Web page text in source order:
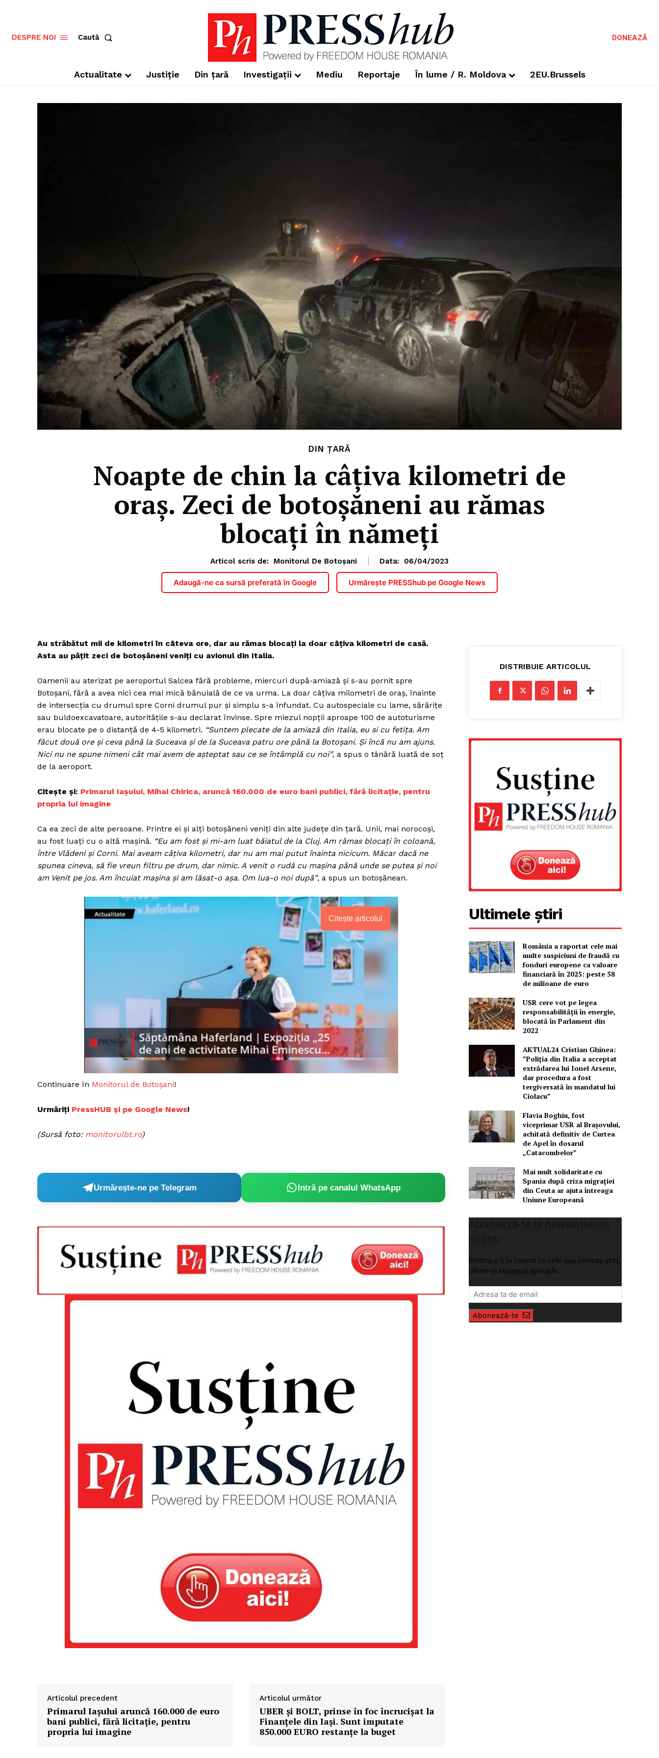
PRESShub
DESPRE NOI Caută DONEAZĂ
Actualitate Justiție Din țară Investigații Mediu Reportaje În lume / R. Moldova 2EU.Brussels
DIN ȚARĂ
Noapte de chin la câțiva kilometri de
oraș. Zeci de botoșăneni au rămas
blocați în nămeți
Articol scris de: Monitorul De Botoșani Data: 06/04/2023
Adaugă-ne ca sursă preferată în Google Urmărește PRESShub pe Google News
Au străbătut mii de kilometri în câteva ore, dar au rămas blocați la doar câțiva kilometri de casă.
Asta au pățit zeci de botoșăneni veniți cu avionul din Italia.
Oamenii au aterizat pe aeroportul Salcea fără probleme, miercuri după-amiază și s-au pornit spre
Botoșani, fără a avea nici cea mai mică bănuială de ce va urma. La doar câțiva milometri de oraș, înainte
de intersecția cu drumul spre Corni drumul pur și simplu s-a înfundat. Cu autospeciale cu lame, sărărițe
sau buldoexcavatoare, autoritățile s-au declarat învinse. Spre miezul nopții aproape 100 de autoturisme
erau blocate pe o distanță de 4-5 kilometri. “Suntem plecate de la amiază din Italia, eu si cu fetița. Am
făcut două ore și ceva până la Suceava și de la Suceava patru ore până la Botoșani. Și încă nu am ajuns.
Nici nu ne spune nimeni cât mai avem de așteptat sau ce se întâmplă cu noi”, a spus o tânără luată de soț
de la aeroport.
Citește și: Primarul Iașului, Mihai Chirica, aruncă 160.000 de euro bani publici, fără licitație, pentru
propria lui imagine
Ca ea zeci de alte persoane. Printre ei și alți botoșăneni veniți din alte județe din țară. Unii, mai norocoși,
au fost luați cu o altă mașină. “Eu am fost și mi-am luat băiatul de la Cluj. Am rămas blocați în coloană,
între Vlădeni și Corni. Mai aveam câțiva kilometri, dar nu am mai putut înainta nicicum. Măcar dacă ne
spunea cineva, să fie vreun filtru pe drum, dar nimic. A venit o rudă cu mașina până unde se putea și noi
am Venit pe jos. Am încuiat mașina și am lăsat-o așa. Om lua-o noi după”, a spus un botoșănean.
Citește articolul
Continuare în Monitorul de Botoșani!
Urmăriți PressHUB și pe Google News!
(Sursă foto: monitorulbt.ro)
Urmărește-ne pe Telegram Intră pe canalul WhatsApp
Articolul precedent
Primarul Iașului aruncă 160.000 de euro
bani publici, fără licitație, pentru
propria lui imagine
Articolul următor
UBER şi BOLT, prinse în foc încrucişat la
Finanţele din Iaşi. Sunt imputate
850.000 EURO restanţe la buget
DISTRIBUIE ARTICOLUL
Ultimele știri
România a raportat cele mai
multe suspiciuni de fraudă cu
fonduri europene ca valoare
financiară în 2025: peste 58
de milioane de euro
USR cere vot pe legea
responsabilității în energie,
blocată în Parlament din
2022
AKTUAL24 Cristian Ghinea:
”Poliția din Italia a acceptat
extrădarea lui Ionel Arsene,
dar procedura a fost
tergiversată în mandatul lui
Ciolacu”
Flavia Boghiu, fost
viceprimar USR al Brașovului,
achitată definitiv de Curtea
de Apel în dosarul
„Catacombelor”
Mai mult solidaritate cu
Spania după criza migrației
din Ceuta ar ajuta întreaga
Uniune Europeană
Pentru a fi la curent cu cele mai recente știri,
oferte și anunțuri speciale.
Abonează-te